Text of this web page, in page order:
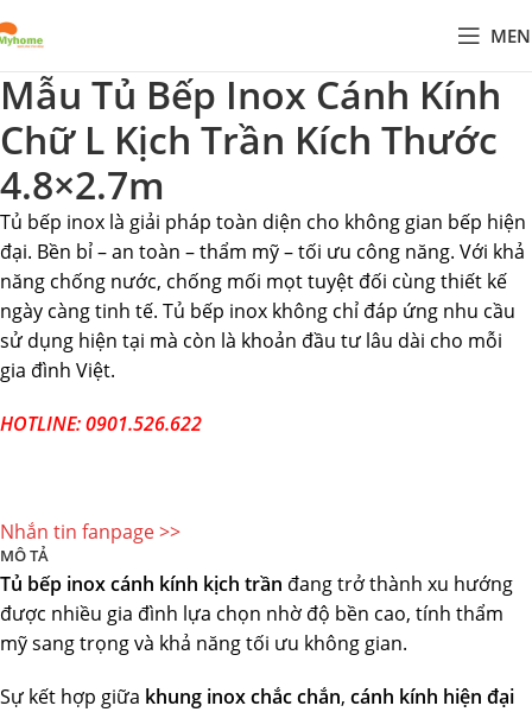
Mẫu Tủ Bếp Inox Cánh Kính
Chữ L Kịch Trần Kích Thước
4.8×2.7m
Tủ bếp inox là giải pháp toàn diện cho không gian bếp hiện
đại. Bền bỉ – an toàn – thẩm mỹ – tối ưu công năng. Với khả
năng chống nước, chống mối mọt tuyệt đối cùng thiết kế
ngày càng tinh tế. Tủ bếp inox không chỉ đáp ứng nhu cầu
sử dụng hiện tại mà còn là khoản đầu tư lâu dài cho mỗi
gia đình Việt.
HOTLINE: 0901.526.622
Nhắn tin fanpage >>
MÔ TẢ
Tủ bếp inox cánh kính kịch trần đang trở thành xu hướng
được nhiều gia đình lựa chọn nhờ độ bền cao, tính thẩm
mỹ sang trọng và khả năng tối ưu không gian.
Sự kết hợp giữa khung inox chắc chắn, cánh kính hiện đại